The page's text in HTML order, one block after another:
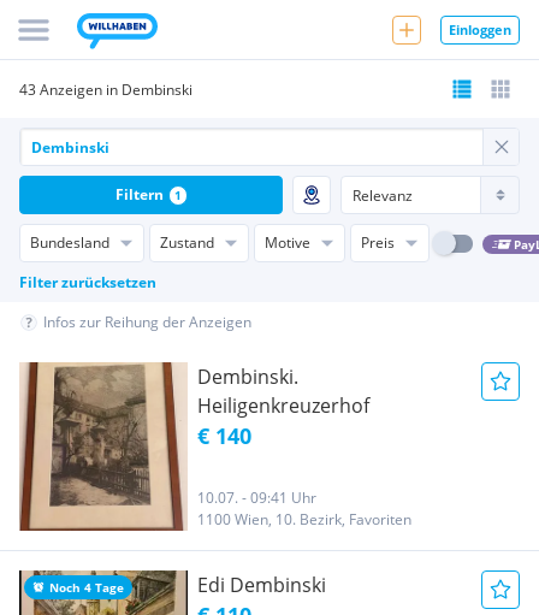
Einloggen
43 Anzeigen in Dembinski
Bundesland Zustand Motive Preis
Filter zurücksetzen
Filtern 1
Infos zur Reihung der Anzeigen
Dembinski.
Heiligenkreuzerhof
€ 140
10.07. - 09:41 Uhr
1100 Wien, 10. Bezirk, Favoriten
Noch 4 Tage Edi Dembinski